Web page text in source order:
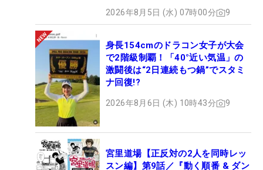
2026年8月5日 (水) 07時00分 9
身長154cmのドラコン女子が大会
で2階級制覇！「40°近い気温」の
激闘後は“2日連続もつ鍋”でスタミ
ナ回復!?
2026年8月6日 (木) 10時43分 9
宮里道場【正反対の2人を同時レッ
スン編】第9話／『動く順番 & ダン